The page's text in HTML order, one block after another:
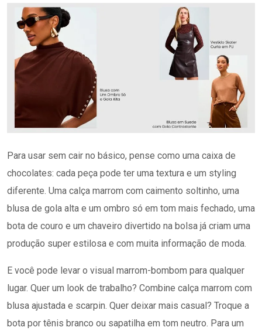
Para usar sem cair no básico, pense como uma caixa de
chocolates: cada peça pode ter uma textura e um styling
diferente. Uma calça marrom com caimento soltinho, uma
blusa de gola alta e um ombro só em tom mais fechado, uma
bota de couro e um chaveiro divertido na bolsa já criam uma
produção super estilosa e com muita informação de moda.
E você pode levar o visual marrom-bombom para qualquer
lugar. Quer um look de trabalho? Combine calça marrom com
blusa ajustada e scarpin. Quer deixar mais casual? Troque a
bota por tênis branco ou sapatilha em tom neutro. Para um